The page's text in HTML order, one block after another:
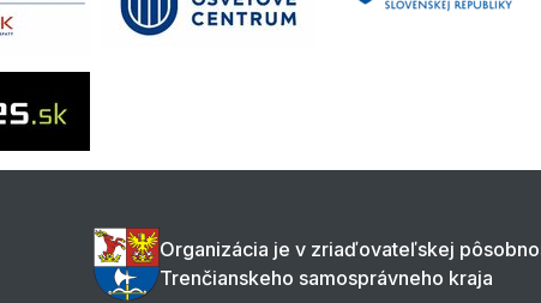
Organizácia je v zriaďovateľskej
Trenčianskeho samosprávneho kraja